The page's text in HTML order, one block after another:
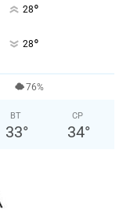
28°
28°
76%
ВТ
33°
СР
34°